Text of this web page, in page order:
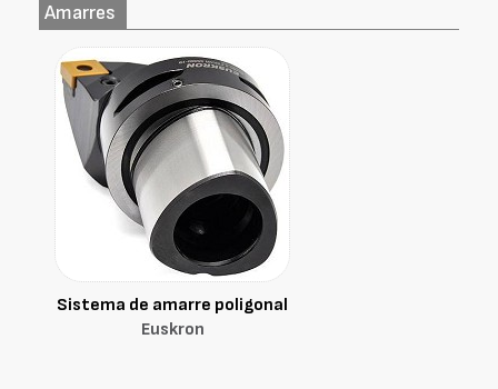
Amarres
Sistema de amarre poligonal
Euskron